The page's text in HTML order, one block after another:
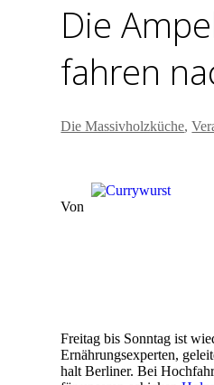
Die
fahren
Die Massivholzküche,
Von
Freitag bis Sonntag ist
Ernährungsexperten,
halt Berliner. Bei